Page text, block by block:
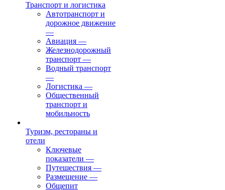
Транспорт и логистика
Автотранспорт и
дорожное движение
—
Авиация —
Железнодорожный
транспорт —
Водный транспорт
—
Логистика —
Общественный
транспорт и
мобильность
Туризм, рестораны и
отели
Ключевые
показатели —
Путешествия —
Размещение —
Общепит